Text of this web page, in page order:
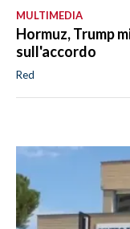
MULTIMEDIA
Hormuz, Trump
sull'accordo
Red